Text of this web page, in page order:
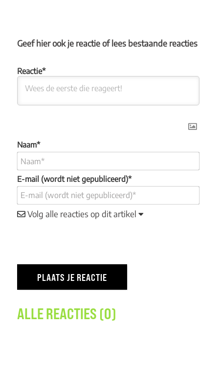
Geef hier ook je reactie of lees bestaande reacties
Naam*
E-mail (wordt niet gepubliceerd)*
Volg alle reacties op dit artikel
ALLE REACTIES (0)